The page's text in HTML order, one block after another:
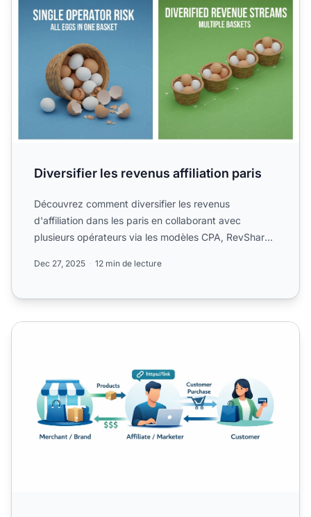
Diversifier les revenus affiliation paris
Découvrez comment diversifier les revenus
d'affiliation dans les paris en collaborant avec
plusieurs opérateurs via les modèles CPA, RevShare
Dec 27, 2025 12 min de lecture
lancer une campagne de marketing affiliation